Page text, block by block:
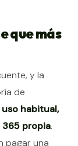
que más
y la
de
habitual,
propia.
pagar una